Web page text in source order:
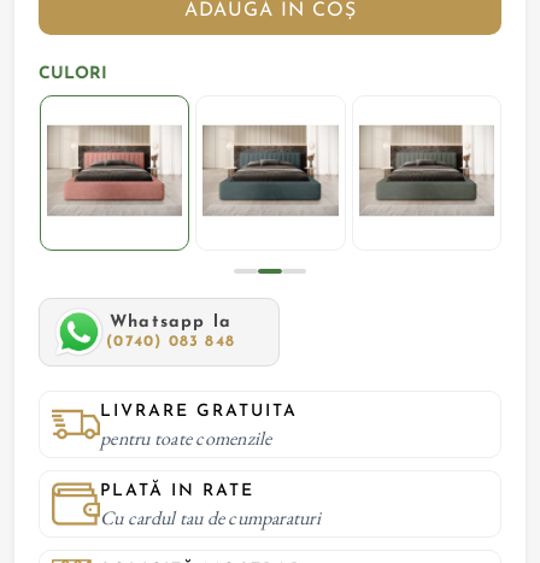
ADAUGĂ ÎN COȘ
CULORI
Whatsapp la
(0740) 083 848
LIVRARE GRATUITA
pentru toate comenzile
PLATĂ IN RATE
Cu cardul tau de cumparaturi